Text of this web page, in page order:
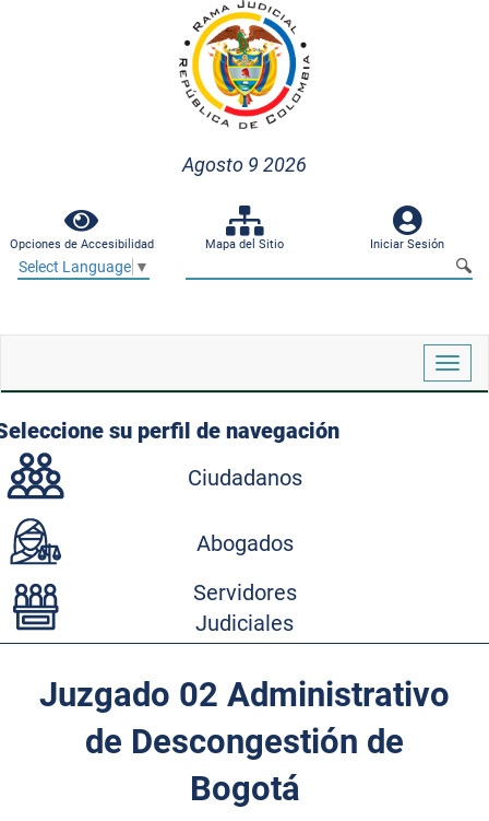
Agosto 9 2026
Opciones de Accesibilidad Mapa del Sitio Iniciar Sesión
Select Language ▼
su perfil de navegación
Ciudadanos
Abogados
Servidores
Judiciales
Juzgado 02 Administrativo
de Descongestión de
Bogotá